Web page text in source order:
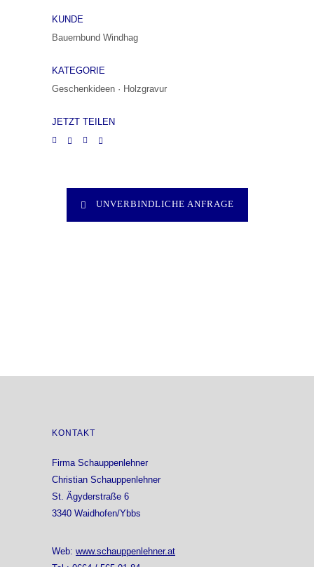
KUNDE
Bauernbund Windhag
KATEGORIE
Geschenkideen · Holzgravur
JETZT TEILEN
UNVERBINDLICHE ANFRAGE
KONTAKT
Firma Schauppenlehner
Christian Schauppenlehner
St. Ägyderstraße 6
3340 Waidhofen/Ybbs
Web: www.schauppenlehner.at